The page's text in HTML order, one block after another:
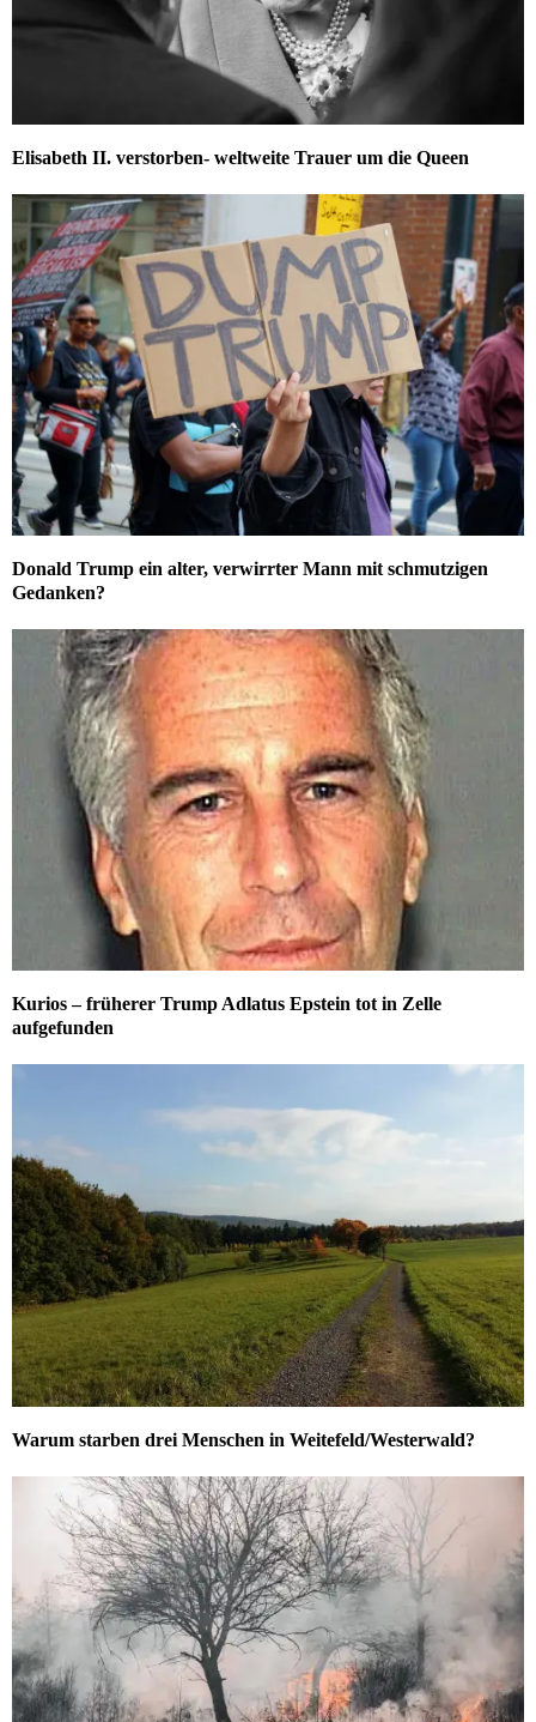
Elisabeth II. verstorben- weltweite Trauer um die Queen
Donald Trump ein alter, verwirrter Mann mit schmutzigen
Gedanken?
Kurios – früherer Trump Adlatus Epstein tot in Zelle
aufgefunden
Warum starben drei Menschen in Weitefeld/Westerwald?